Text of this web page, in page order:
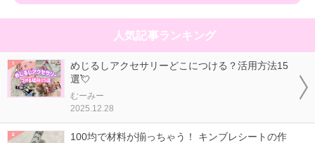
人気記事ランキング
めじるしアクセサリーどこにつける？活用方法15
選💘
むーみー
2025.12.28
100均で材料が揃っちゃう！ キンブレシートの作